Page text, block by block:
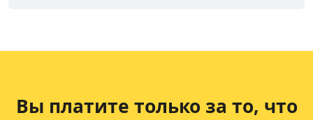
Вы платите только за то, что